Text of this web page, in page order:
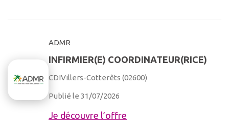
ADMR
INFIRMIER(E) COORDINATEUR(RICE)
CDIVillers-Cotterêts (02600)
Publié le 31/07/2026
Je découvre l’offre